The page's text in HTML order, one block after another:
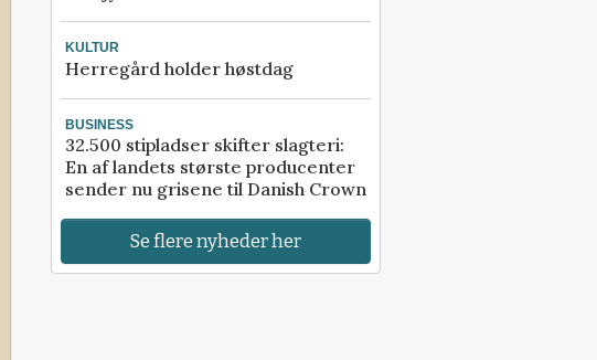
KULTUR
Herregård holder høstdag
BUSINESS
32.500 stipladser skifter slagteri:
En af landets største producenter
sender nu grisene til Danish Crown
Se flere nyheder her